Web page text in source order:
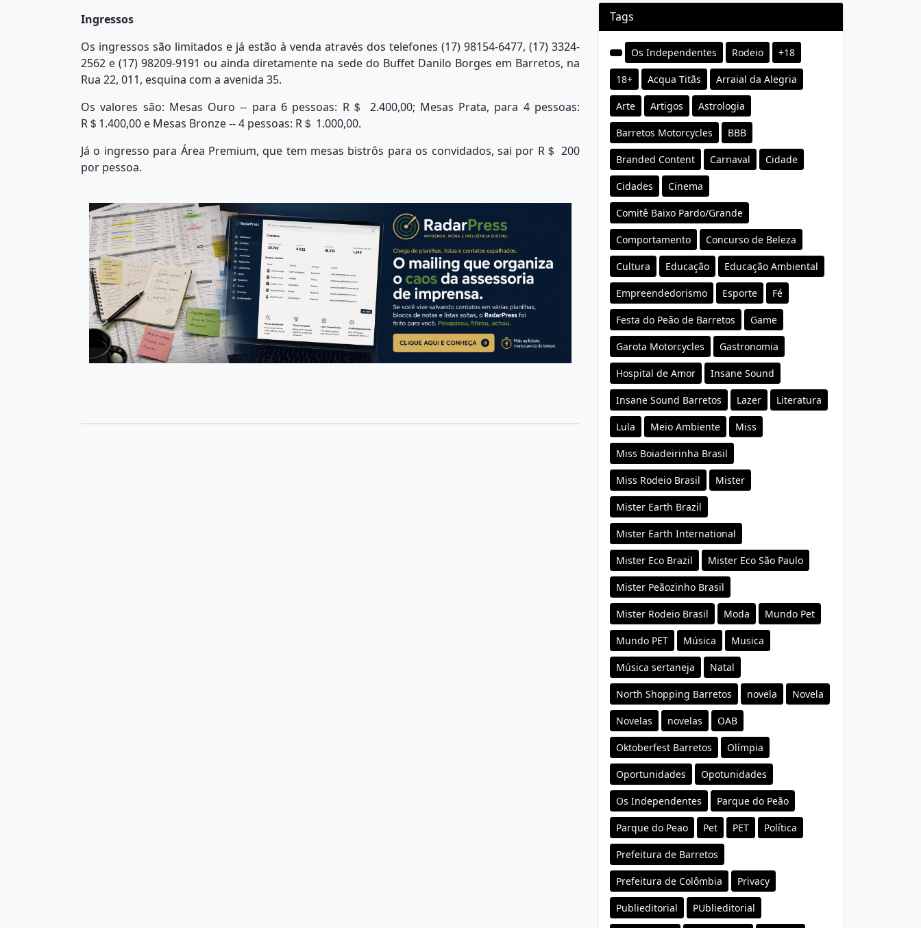
Ingressos
Os ingressos são limitados e já estão à venda através dos telefones (17) 98154-6477, (17) 3324-
2562 e (17) 98209-9191 ou ainda diretamente na sede do Buffet Danilo Borges em Barretos, na
Rua 22, 011, esquina com a avenida 35.
Os valores são: Mesas Ouro -- para 6 pessoas: R＄ 2.400,00; Mesas Prata, para 4 pessoas:
R＄1.400,00 e Mesas Bronze -- 4 pessoas: R＄ 1.000,00.
Já o ingresso para Área Premium, que tem mesas bistrôs para os convidados, sai por R＄ 200
por pessoa.
Tags
Os Independentes Rodeio +18
18+ Acqua Titãs Arraial da Alegria
Arte Artigos Astrologia
Barretos Motorcycles BBB
Branded Content Carnaval Cidade
Cidades Cinema
Comitê Baixo Pardo/Grande
Comportamento Concurso de Beleza
Cultura Educação Educação Ambiental
Empreendedorismo Esporte Fé
Festa do Peão de Barretos Game
Garota Motorcycles Gastronomia
Hospital de Amor Insane Sound
Insane Sound Barretos Lazer Literatura
Lula Meio Ambiente Miss
Miss Boiadeirinha Brasil
Miss Rodeio Brasil Mister
Mister Earth Brazil
Mister Earth International
Mister Eco Brazil Mister Eco São Paulo
Mister Peãozinho Brasil
Mister Rodeio Brasil Moda Mundo Pet
Mundo PET Música Musica
Música sertaneja Natal
North Shopping Barretos novela Novela
Novelas novelas OAB
Oktoberfest Barretos Olímpia
Oportunidades Opotunidades
Os Independentes Parque do Peão
Parque do Peao Pet PET Política
Prefeitura de Barretos
Prefeitura de Colômbia Privacy
Publieditorial PUblieditorial